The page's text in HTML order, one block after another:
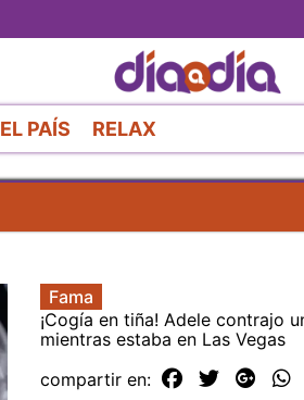
al
contenido
principal
EL PAÍS RELAX
Fama
¡Cogía en tiña! Adele contrajo
mientras estaba en Las Vegas
compartir en: